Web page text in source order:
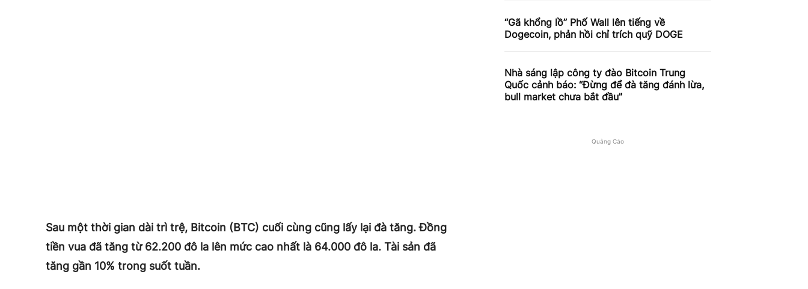
Sau một thời gian dài trì trệ, Bitcoin (BTC) cuối cùng cũng lấy lại đà tăng. Đồng
tiền vua đã tăng từ 62.200 đô la lên mức cao nhất là 64.000 đô la. Tài sản đã
tăng gần 10% trong suốt tuần.
“Gã khổng lồ” Phố Wall lên tiếng về
Dogecoin, phản hồi chỉ trích quỹ DOGE
Nhà sáng lập công ty đào Bitcoin Trung
Quốc cảnh báo: “Đừng để đà tăng đánh lừa,
bull market chưa bắt đầu”
Quảng Cáo